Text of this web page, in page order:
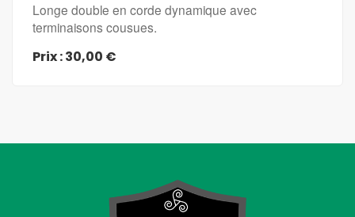
Longe double en corde dynamique avec
terminaisons cousues.
Prix : 30,00 €